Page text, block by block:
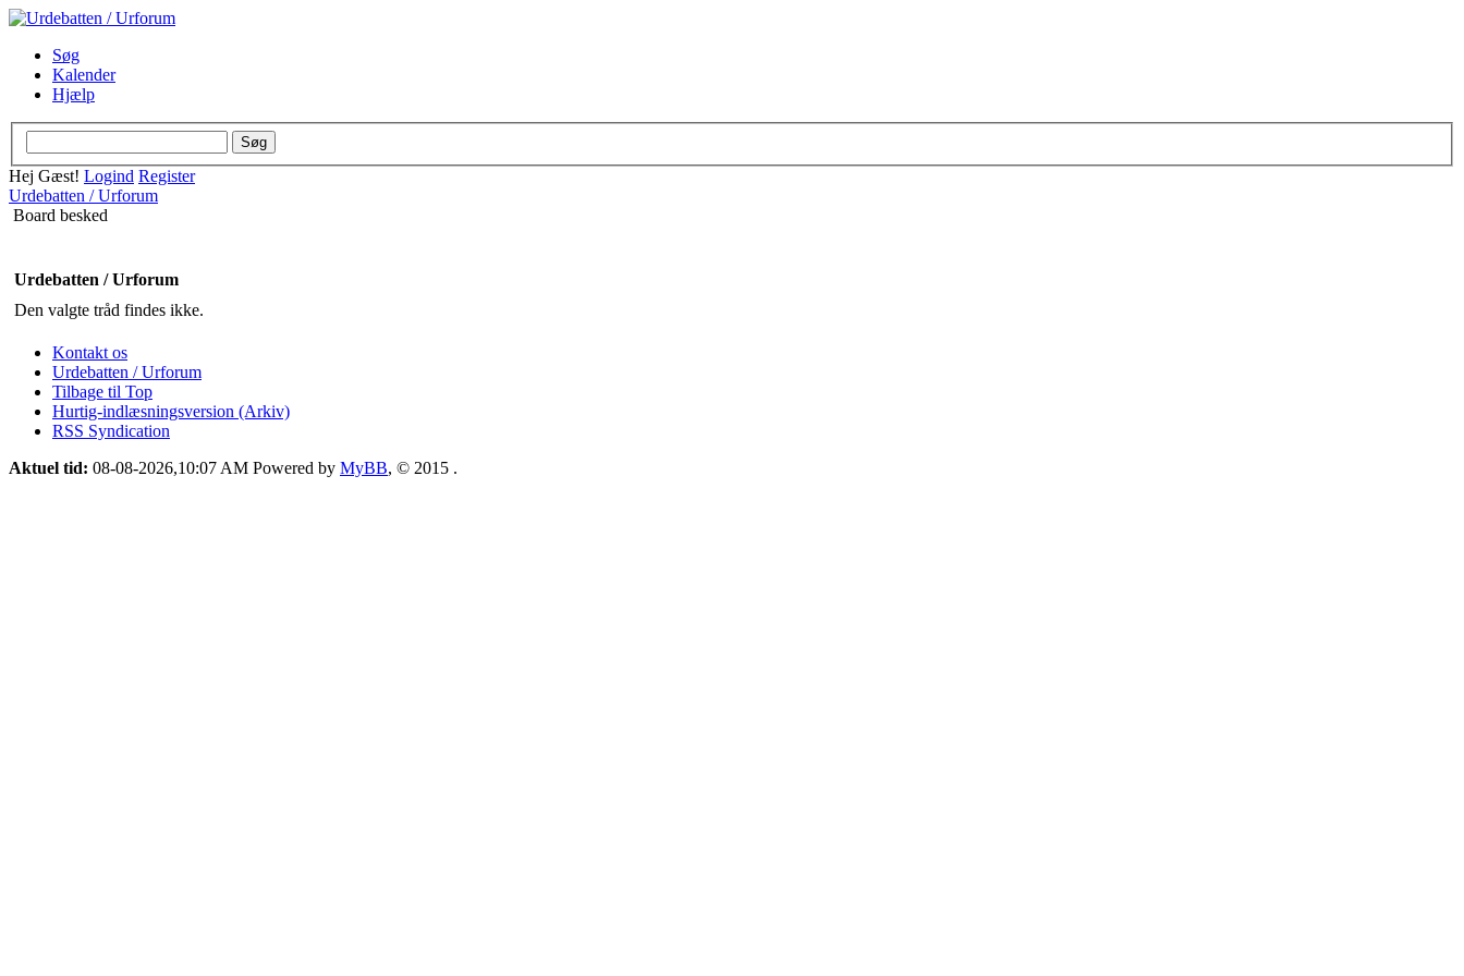
Søg
Kalender
Hjælp
Hej Gæst! Logind Register
Urdebatten / Urforum
Board besked
Urdebatten / Urforum
Den valgte tråd findes ikke.
Kontakt os
Urdebatten / Urforum
Tilbage til Top
Hurtig-indlæsningsversion (Arkiv)
RSS Syndication
Aktuel tid: 08-08-2026,10:07 AM Powered by MyBB, © 2015 .